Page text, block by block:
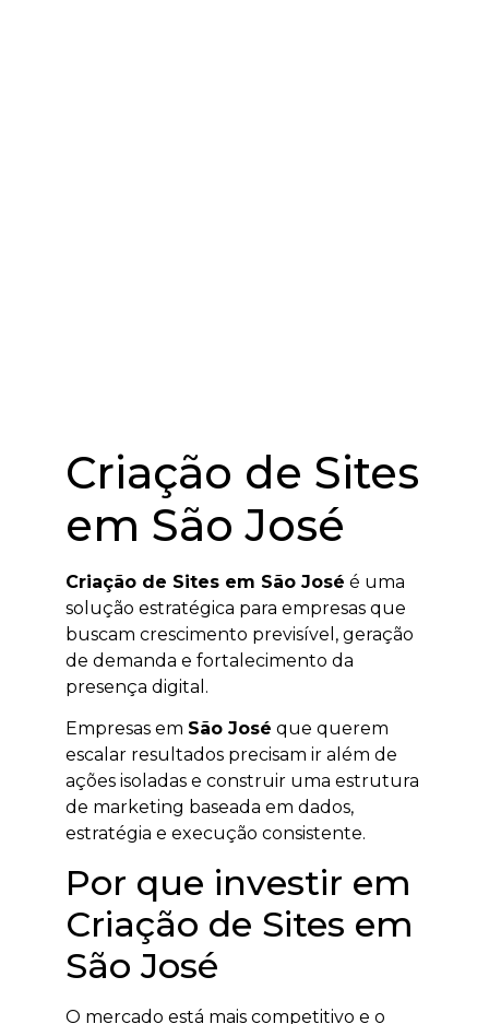
Criação de Sites
em São José
Criação de Sites em São José é uma
solução estratégica para empresas que
buscam crescimento previsível, geração
de demanda e fortalecimento da
presença digital.
Empresas em São José que querem
escalar resultados precisam ir além de
ações isoladas e construir uma estrutura
de marketing baseada em dados,
estratégia e execução consistente.
Por que investir em
Criação de Sites em
São José
O mercado está mais competitivo e o